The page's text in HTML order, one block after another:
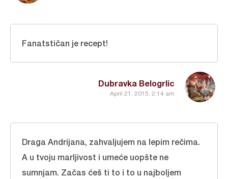
Dubravka Belogrlic
April 21, 2015, 2:14 am
Fanatstičan je recept!
Draga Andrijana, zahvaljujem na lepim rečima.
A u tvoju marljivost i umeće uopšte ne
sumnjam. Začas ćeš ti to i to u najboljem